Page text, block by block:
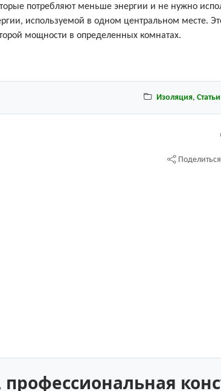
потребляют меньше энергии и не нужно
используемой в одном центральном месте.
мощности в определенных комнатах.
Изоляция,